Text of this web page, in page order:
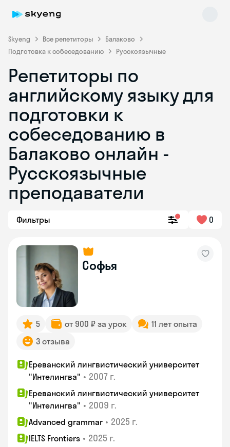
Skyeng Все репетиторы
Балаково
Подготовка к собеседованию
Русскоязычные
Репетиторы по
английскому языку для
подготовки к
собеседованию в
Балаково онлайн -
Русскоязычные
преподаватели
Фильтры 0
Софья
5 от 900 ₽ за урок
11 лет опыта
3 отзыва
Ереванский лингвистический университет
"Интелингва" • 2007 г.
Ереванский лингвистический университет
"Интелингва" • 2009 г.
Advanced grammar • 2025 г.
IELTS Frontiers • 2025 г.
Skyeng Chat